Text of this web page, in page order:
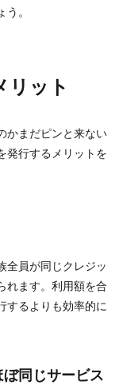
。
リット
かまだピンと来ない
発行するメリットを
全員が同じクレジッ
れます。利用額を合
するよりも効率的に
同じサービス